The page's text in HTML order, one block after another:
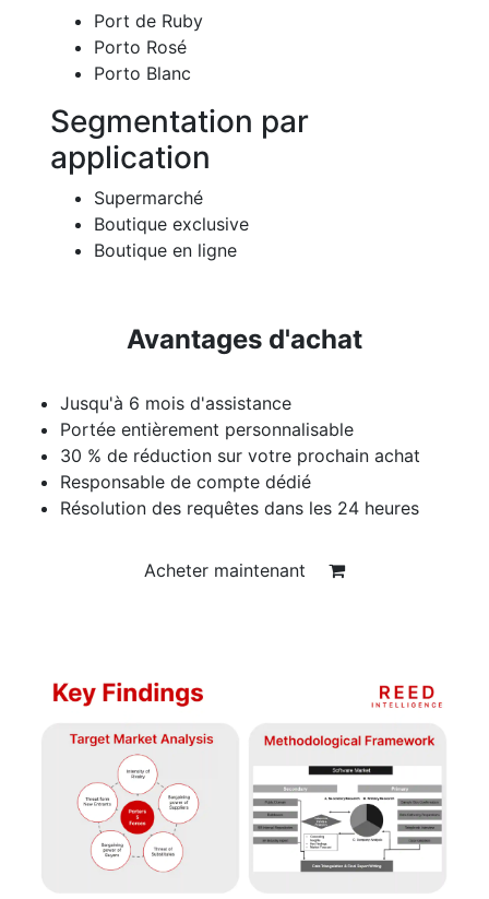
Port de Ruby
Porto Rosé
Porto Blanc
Segmentation par
application
Supermarché
Boutique exclusive
Boutique en ligne
Avantages d'achat
Jusqu'à 6 mois d'assistance
Portée entièrement personnalisable
30 % de réduction sur votre prochain achat
Responsable de compte dédié
Résolution des requêtes dans les 24 heures
Acheter maintenant